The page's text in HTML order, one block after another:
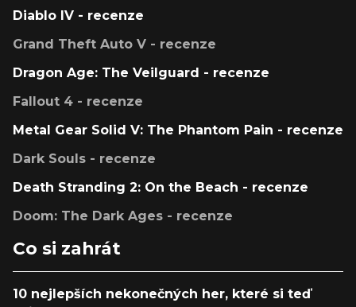
Diablo IV - recenze
Grand Theft Auto V - recenze
Dragon Age: The Veilguard - recenze
Fallout 4 - recenze
Metal Gear Solid V: The Phantom Pain - recenze
Dark Souls - recenze
Death Stranding 2: On the Beach - recenze
Doom: The Dark Ages - recenze
Co si zahrát
10 nejlepších nekonečných her, které si teď